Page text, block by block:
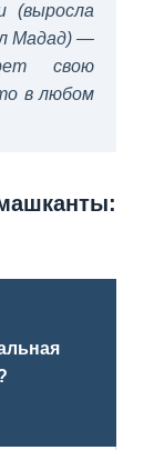
(выросла
Мадад) —
свою
в любом